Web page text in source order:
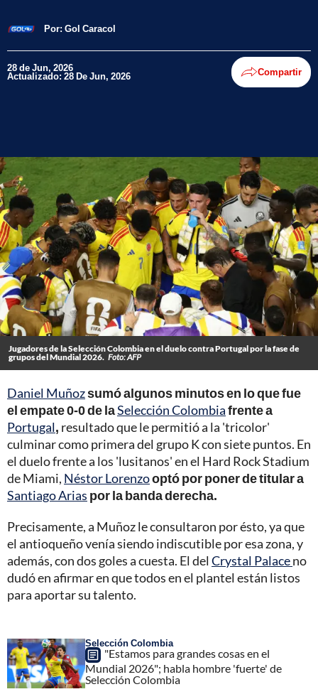
Por: Gol Caracol
28 de Jun, 2026
Actualizado: 28 De Jun, 2026 Compartir
Jugadores de la Selección Colombia en el duelo contra Portugal por la fase de
grupos del Mundial 2026. Foto: AFP
Daniel Muñozsumó algunos minutos en lo que fue
el empate 0-0 de laSelección Colombiafrente a
Portugal, resultado que le permitió a la 'tricolor'
culminar como primera del grupo K con siete puntos. En
el duelo frente a los 'lusitanos' en el Hard Rock Stadium
de Miami, Néstor Lorenzooptó por poner de titular a
Santiago Arias por la banda derecha.
Precisamente, a Muñoz le consultaron por ésto, ya que
el antioqueño venía siendo indiscutible por esa zona, y
además, con dos goles a cuesta. El del Crystal Palaceno
dudó en afirmar en que todos en el plantel están listos
para aportar su talento.
Selección Colombia
"Estamos para grandes cosas en el
Mundial 2026"; habla hombre 'fuerte' de
Selección Colombia